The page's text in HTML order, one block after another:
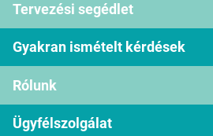
Tervezési segédlet
Gyakran ismételt kérdések
Rólunk
Ügyfélszolgálat